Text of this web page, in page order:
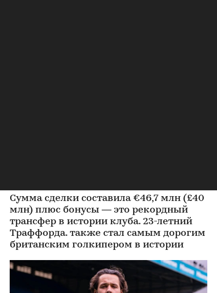
Сумма сделки составила €46,7 млн (£40
млн) плюс бонусы — это рекордный
трансфер в истории клуба. 23-летний
Траффорда. также стал самым дорогим
британским голкипером в истории